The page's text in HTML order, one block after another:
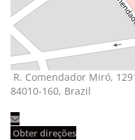
R. Comendador Miró,
84010-160, Brazil
Obter direções